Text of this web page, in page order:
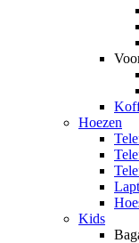
Hoezen
Kids